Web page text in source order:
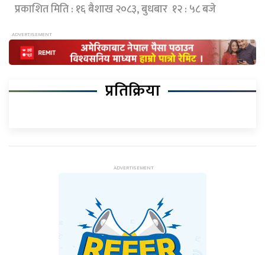
प्रकाशित मिति : १६ बैशाख २०८३, बुधबार १२ : ५८ बजे
प्रतिक्रिया